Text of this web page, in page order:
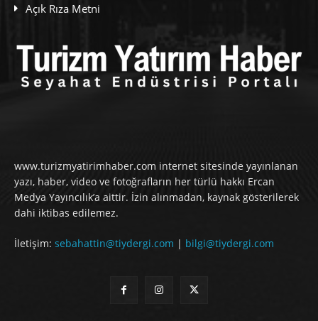
Açık Rıza Metni
www.turizmyatirimhaber.com internet sitesinde yayınlanan
yazı, haber, video ve fotoğrafların her türlü hakkı Ercan
Medya Yayıncılık’a aittir. İzin alınmadan, kaynak gösterilerek
dahi iktibas edilemez.
İletişim: sebahattin@tiydergi.com | bilgi@tiydergi.com